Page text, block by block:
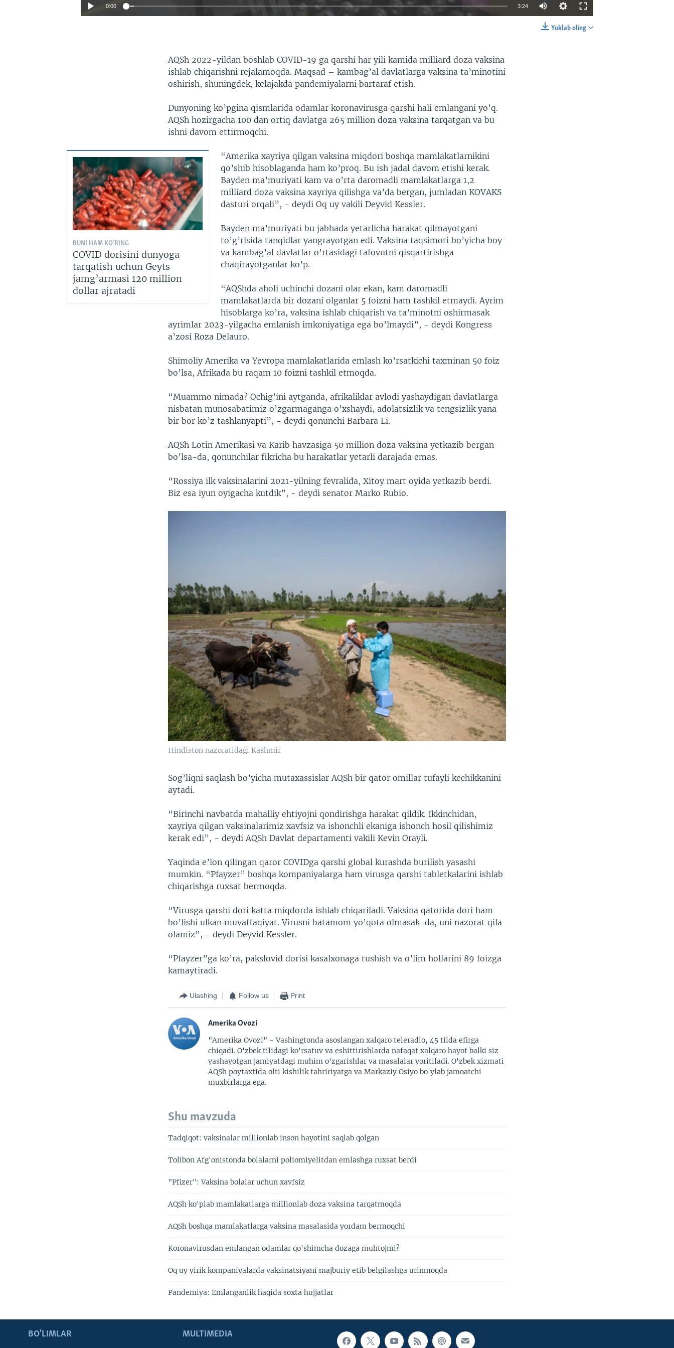
0:00 3:24
Yuklab oling
AQSh 2022-yildan boshlab COVID-19 ga qarshi har yili kamida milliard doza vaksina
ishlab chiqarishni rejalamoqda. Maqsad – kambag’al davlatlarga vaksina ta’minotini
oshirish, shuningdek, kelajakda pandemiyalarni bartaraf etish.
Dunyoning ko’pgina qismlarida odamlar koronavirusga qarshi hali emlangani yo’q.
AQSh hozirgacha 100 dan ortiq davlatga 265 million doza vaksina tarqatgan va bu
ishni davom ettirmoqchi.
BUNI HAM KO'RING
COVID dorisini dunyoga
tarqatish uchun Geyts
jamg’armasi 120 million
dollar ajratadi
“Amerika xayriya qilgan vaksina miqdori boshqa mamlakatlarnikini
qo’shib hisoblaganda ham ko’proq. Bu ish jadal davom etishi kerak.
Bayden ma’muriyati kam va o’rta daromadli mamlakatlarga 1,2
milliard doza vaksina xayriya qilishga va’da bergan, jumladan KOVAKS
dasturi orqali”, - deydi Oq uy vakili Deyvid Kessler.
Bayden ma’muriyati bu jabhada yetarlicha harakat qilmayotgani
to’g’risida tanqidlar yangrayotgan edi. Vaksina taqsimoti bo’yicha boy
va kambag’al davlatlar o’rtasidagi tafovutni qisqartirishga
chaqirayotganlar ko’p.
“AQShda aholi uchinchi dozani olar ekan, kam daromadli
mamlakatlarda bir dozani olganlar 5 foizni ham tashkil etmaydi. Ayrim
hisoblarga ko’ra, vaksina ishlab chiqarish va ta’minotni oshirmasak
ayrimlar 2023-yilgacha emlanish imkoniyatiga ega bo’lmaydi”, - deydi Kongress
a’zosi Roza Delauro.
Shimoliy Amerika va Yevropa mamlakatlarida emlash ko’rsatkichi taxminan 50 foiz
bo’lsa, Afrikada bu raqam 10 foizni tashkil etmoqda.
“Muammo nimada? Ochig’ini aytganda, afrikaliklar avlodi yashaydigan davlatlarga
nisbatan munosabatimiz o’zgarmaganga o’xshaydi, adolatsizlik va tengsizlik yana
bir bor ko’z tashlanyapti”, - deydi qonunchi Barbara Li.
AQSh Lotin Amerikasi va Karib havzasiga 50 million doza vaksina yetkazib bergan
bo’lsa-da, qonunchilar fikricha bu harakatlar yetarli darajada emas.
“Rossiya ilk vaksinalarini 2021-yilning fevralida, Xitoy mart oyida yetkazib berdi.
Biz esa iyun oyigacha kutdik”, - deydi senator Marko Rubio.
Hindiston nazoratidagi Kashmir
Sog’liqni saqlash bo’yicha mutaxassislar AQSh bir qator omillar tufayli kechikkanini
aytadi.
“Birinchi navbatda mahalliy ehtiyojni qondirishga harakat qildik. Ikkinchidan,
xayriya qilgan vaksinalarimiz xavfsiz va ishonchli ekaniga ishonch hosil qilishimiz
kerak edi”, - deydi AQSh Davlat departamenti vakili Kevin Orayli.
Yaqinda e’lon qilingan qaror COVIDga qarshi global kurashda burilish yasashi
mumkin. “Pfayzer” boshqa kompaniyalarga ham virusga qarshi tabletkalarini ishlab
chiqarishga ruxsat bermoqda.
“Virusga qarshi dori katta miqdorda ishlab chiqariladi. Vaksina qatorida dori ham
bo’lishi ulkan muvaffaqiyat. Virusni batamom yo’qota olmasak-da, uni nazorat qila
olamiz”, - deydi Deyvid Kessler.
“Pfayzer”ga ko’ra, pakslovid dorisi kasalxonaga tushish va o’lim hollarini 89 foizga
kamaytiradi.
Ulashing Follow us Print
Amerika Ovozi
"Amerika Ovozi" - Vashingtonda asoslangan xalqaro teleradio, 45 tilda efirga
chiqadi. O'zbek tilidagi ko'rsatuv va eshittirishlarda nafaqat xalqaro hayot balki siz
yashayotgan jamiyatdagi muhim o'zgarishlar va masalalar yoritiladi. O'zbek xizmati
AQSh poytaxtida olti kishilik tahririyatga va Markaziy Osiyo bo'ylab jamoatchi
muxbirlarga ega.
Shu mavzuda
Tadqiqot: vaksinalar millionlab inson hayotini saqlab qolgan
Tolibon Afg'onistonda bolalarni poliomiyelitdan emlashga ruxsat berdi
"Pfizer": Vaksina bolalar uchun xavfsiz
AQSh ko'plab mamlakatlarga millionlab doza vaksina tarqatmoqda
AQSh boshqa mamlakatlarga vaksina masalasida yordam bermoqchi
Koronavirusdan emlangan odamlar qo'shimcha dozaga muhtojmi?
Oq uy yirik kompaniyalarda vaksinatsiyani majburiy etib belgilashga urinmoqda
Pandemiya: Emlanganlik haqida soxta hujjatlar
BO'LIMLAR MULTIMEDIA